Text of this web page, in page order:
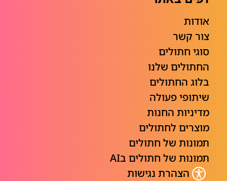
אודות
צור קשר
סוגי חתולים
החתולים שלנו
בלוג החתולים
שיתופי פעולה
מדיניות החנות
מוצרים לחתולים
תמונות של חתולים
תמונות של חתולים בAI
הצהרת נגישות